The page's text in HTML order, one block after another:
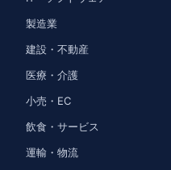
製造業
建設・不動産
医療・介護
小売・EC
飲食・サービス
運輸・物流